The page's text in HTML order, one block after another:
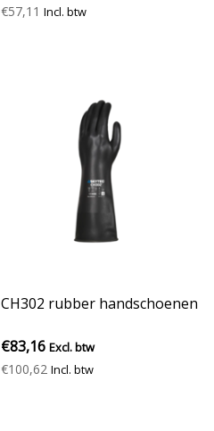
€57,11 Incl. btw
CH302 rubber handschoenen
€83,16 Excl. btw
€100,62 Incl. btw